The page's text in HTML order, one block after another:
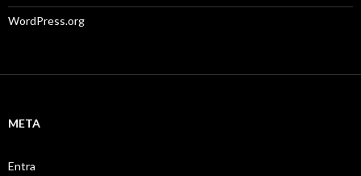
WordPress.org
META
Entra